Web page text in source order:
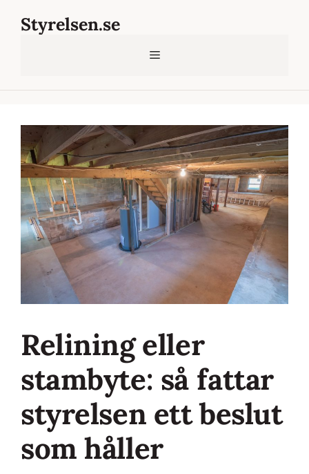
Styrelsen.se
Meny
Relining eller
stambyte: så fattar
styrelsen ett beslut
som håller